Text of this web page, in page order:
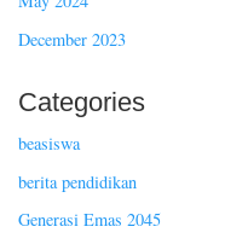
December 2023
Categories
beasiswa
berita pendidikan
Generasi Emas 2045